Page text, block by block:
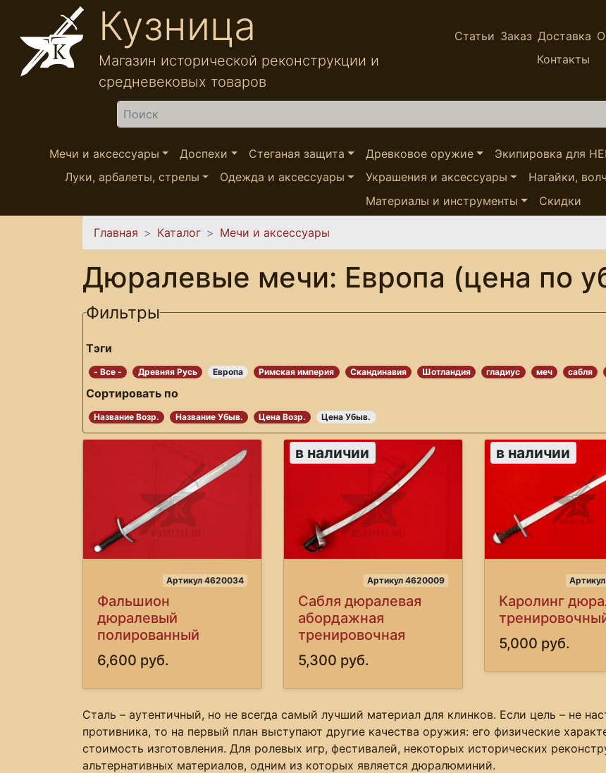
Перейти к основному содержанию
Кузница
Магазин исторической реконструкции и
средневековых товаров
Статьи Заказ Доставка
Контакты
Найти
Мечи и аксессуары Доспехи Стеганая защита Древковое оружие Экипировка для
Луки, арбалеты, стрелы
Одежда и аксессуары Украшения и аксессуары Нагайки,
Материалы и инструменты
Скидки
Вы здесь
Главная Каталог Мечи и аксессуары
Дюралевые мечи: Европа (цена по
Фильтры
Тэги
- Все - Древняя Русь Европа Римская империя Скандинавия Шотландия гладиус меч сабля
Сортировать по
Название Возр. Название Убыв. Цена Возр. Цена Убыв.
Артикул 4620034
Фальшион
дюралевый
полированный
6,600 руб.
в наличии
Артикул 4620009
Сабля дюралевая
абордажная
тренировочная
5,300 руб.
в наличии
Каролинг
5,000 руб.
Сталь – аутентичный, но не всегда самый лучший материал для клинков. Если цель – не
противника, то на первый план выступают другие качества оружия: его физические
стоимость изготовления. Для ролевых игр, фестивалей, некоторых исторических
альтернативных материалов, одним из которых является дюралюминий.